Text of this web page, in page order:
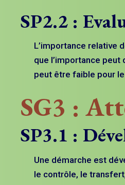
SP2.2 :
L’importance relative
que l’importance peut
peut être faible pour
SG3 :
SP3.1 :
Une démarche est
le contrôle, le